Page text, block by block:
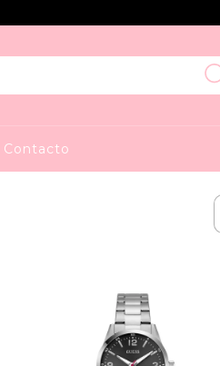
Contacto